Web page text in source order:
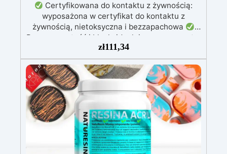
Certyfikowana do kontaktu z żywnością:
wyposażona w certyfikat do kontaktu z
żywnością, nietoksyczna i bezzapachowa
Przezroczystość i blask: idealnie przezroczyste,
błyszczące i samopoziomujące wykończenie po
katalizie
Odporność i trwałość: odporna na
zarysowania, chemikalia i zużycie, zapewniając
trwałe kreacje
Łatwość użycia: stosunek
mieszania 100:55, czas pracy do 10 godzin i
pełna kataliza w ciągu 24-48 godzin
Kreatywna wszechstronność: idealna do powłok
(1-5 mm), zalew artystycznych (do 1 cm)
zł111,34